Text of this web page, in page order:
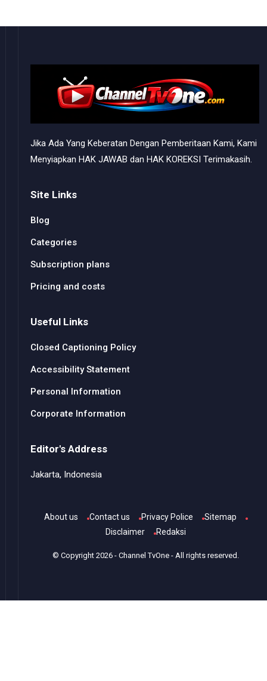
Jika Ada Yang Keberatan Dengan Pemberitaan Kami, Kami
Menyiapkan HAK JAWAB dan HAK KOREKSI Terimakasih.
Site Links
Blog
Categories
Subscription plans
Pricing and costs
Useful Links
Closed Captioning Policy
Accessibility Statement
Personal Information
Corporate Information
Editor's Address
Jakarta, Indonesia
About us Contact us Privacy Police
Sitemap
Disclaimer
Redaksi
© Copyright2026 -Channel TvOne - All rights reserved.